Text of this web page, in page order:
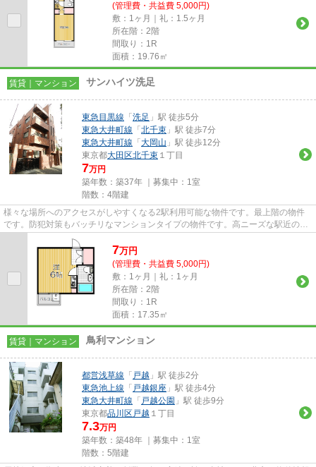
(管理費・共益費 5,000円)
敷：1ヶ月｜礼：1.5ヶ月
所在階：2階
間取り：1R
面積：19.76㎡
賃貸｜マンション サンハイツ洗足
東急目黒線 「 洗足 」駅 徒歩5分
東急大井町線 「 北千束 」駅 徒歩7分
東急大井町線 「 大岡山 」駅 徒歩12分
東京都大田区北千束 １丁目
7万円
築年数：築37年 ｜募集中： 1室
階数：4階建
様々な場所へのアクセスがしやすくなる2駅利用可能な物件です。最上階の物件
です。防犯対策もバッチリなマンションタイプの物件です。高ニーズな駅近の物
件で、徒歩5分で駅に行くこと...
7万円
(管理費・共益費 5,000円)
敷：1ヶ月｜礼：1ヶ月
所在階：2階
間取り：1R
面積：17.35㎡
賃貸｜マンション 鳥利マンション
都営浅草線 「 戸越 」駅 徒歩2分
東急池上線 「 戸越銀座 」駅 徒歩4分
東急大井町線 「 戸越公園 」駅 徒歩9分
東京都品川区 戸越 １丁目
7.3万円
築年数：築48年 ｜募集中： 1室
階数：5階建